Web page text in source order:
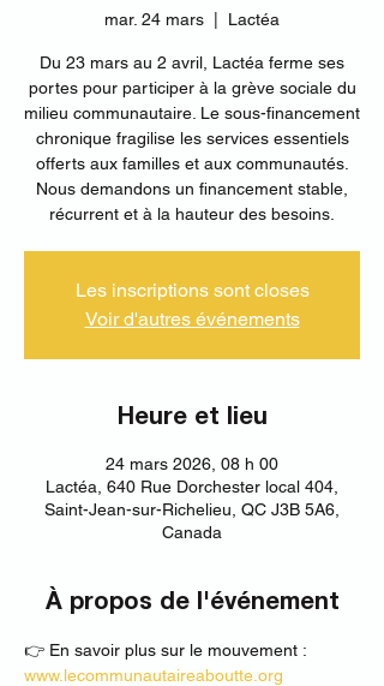
mar. 24 mars Lactéa
Du 23 mars au 2 avril, Lactéa ferme ses
portes pour participer à la grève sociale du
milieu communautaire. Le sous-financement
chronique fragilise les services essentiels
offerts aux familles et aux communautés.
Nous demandons un financement stable,
récurrent et à la hauteur des besoins.
Les inscriptions sont closes
Voir d'autres événements
Heure et lieu
24 mars 2026, 08 h 00
Lactéa, 640 Rue Dorchester local 404,
Saint-Jean-sur-Richelieu, QC J3B 5A6,
Canada
À propos de l'événement
👉 En savoir plus sur le mouvement :
www.lecommunautaireaboutte.org